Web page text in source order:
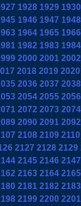
1928 1929 1930
1946 1947 1948
1964 1965 1966
1982 1983 1984
2000 2001 2002
2018 2019 2020
2036 2037 2038
2054 2055 2056
2072 2073 2074
2090 2091 2092
2108 2109 2110
2127 2128 2129
2145 2146 2147
2163 2164 2165
2181 2182 2183
2199 2200 2201